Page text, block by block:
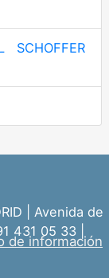
| Avenida de
431 05 33 |
de información